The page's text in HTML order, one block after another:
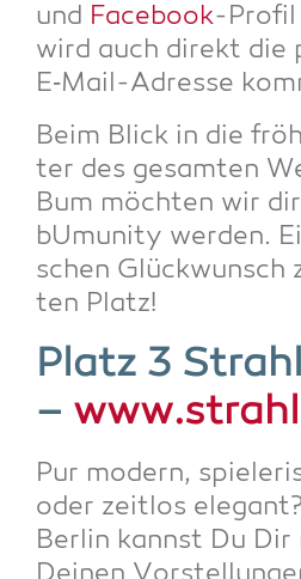
und Face­book-Pro­fil
wird auch direkt die
E‑Mail-Adres­se
Beim Blick in die
ter des gesam­ten
Bum möch­ten wir
bUmu­ni­ty wer­den.
schen Glück­wunsch
ten Platz!
Platz 3
–
Pur modern,
oder zeit­los
Ber­lin kannst Du Dir